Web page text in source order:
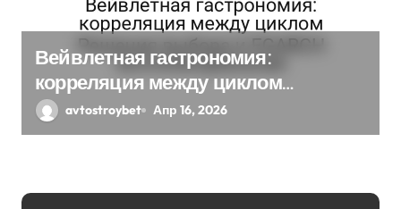
п
и
я
Вейвлетная гастрономия:
корреляция между циклом
Решения выбора и EGARCH
экспоненциальная
avtostroybet Апр 16, 2026